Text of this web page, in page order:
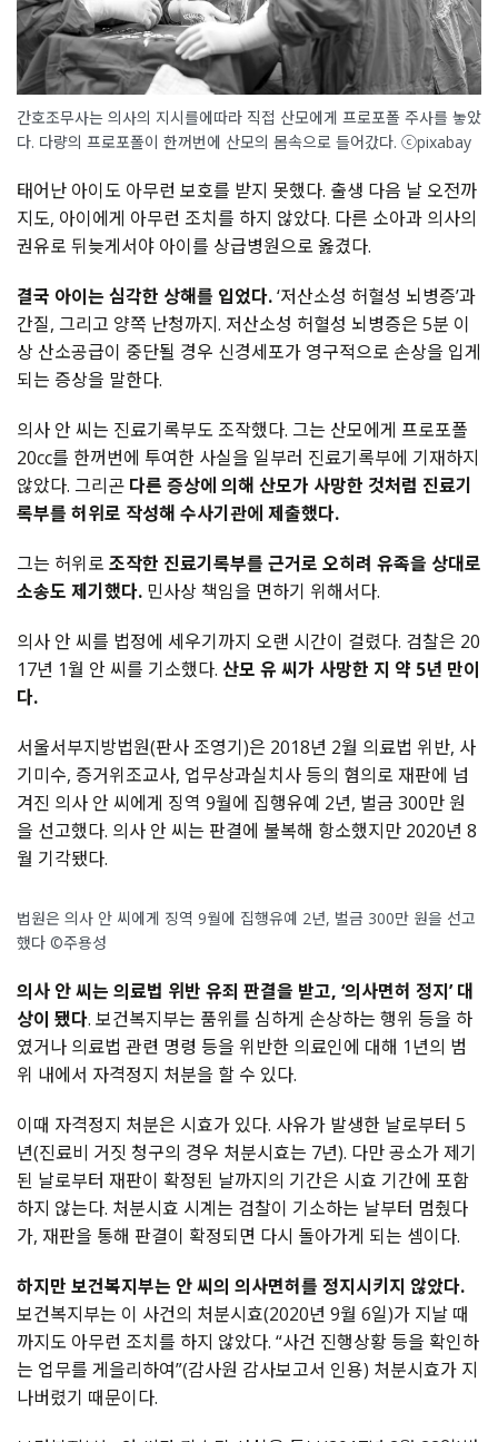
간호조무사는 의사의 지시를에따라 직접 산모에게 프로포폴 주사를 놓았
다. 다량의 프로포폴이 한꺼번에 산모의 몸속으로 들어갔다. ⓒpixabay
태어난 아이도 아무런 보호를 받지 못했다. 출생 다음 날 오전까
지도, 아이에게 아무런 조치를 하지 않았다. 다른 소아과 의사의
권유로 뒤늦게서야 아이를 상급병원으로 옳겼다.
결국 아이는 심각한 상해를 입었다.‘저산소성 허혈성 뇌병증’과
간질, 그리고 양쪽 난청까지. 저산소성 허혈성 뇌병증은 5분 이
상 산소공급이 중단될 경우 신경세포가 영구적으로 손상을 입게
되는 증상을 말한다.
의사 안 씨는 진료기록부도 조작했다. 그는 산모에게 프로포폴
20cc를 한꺼번에 투여한 사실을 일부러 진료기록부에 기재하지
않았다. 그리곤 다른 증상에 의해 산모가 사망한 것처럼 진료기
록부를 허위로 작성해 수사기관에 제출했다.
그는 허위로 조작한 진료기록부를 근거로 오히려 유족을 상대로
소송도 제기했다. 민사상 책임을 면하기 위해서다.
의사 안 씨를 법정에 세우기까지 오랜 시간이 걸렸다. 검찰은 20
17년 1월 안 씨를 기소했다. 산모 유 씨가 사망한 지 약 5년 만이
다.
서울서부지방법원(판사 조영기)은 2018년 2월 의료법 위반, 사
기미수, 증거위조교사, 업무상과실치사 등의 혐의로 재판에 넘
겨진 의사 안 씨에게 징역 9월에 집행유예 2년, 벌금 300만 원
을 선고했다. 의사 안 씨는 판결에 불복해 항소했지만 2020년 8
월 기각됐다.
법원은 의사 안 씨에게 징역 9월에 집행유예 2년, 벌금 300만 원을 선고
했다 ©주용성
의사 안 씨는 의료법 위반 유죄 판결을 받고, ‘의사면허 정지’ 대
상이 됐다. 보건복지부는 품위를 심하게 손상하는 행위 등을 하
였거나 의료법 관련 명령 등을 위반한 의료인에 대해 1년의 범
위 내에서 자격정지 처분을 할 수 있다.
이때 자격정지 처분은 시효가 있다. 사유가 발생한 날로부터 5
년(진료비 거짓 청구의 경우 처분시효는 7년). 다만 공소가 제기
된 날로부터 재판이 확정된 날까지의 기간은 시효 기간에 포함
하지 않는다. 처분시효 시계는 검찰이 기소하는 날부터 멈췄다
가, 재판을 통해 판결이 확정되면 다시 돌아가게 되는 셈이다.
하지만 보건복지부는 안 씨의 의사면허를 정지시키지 않았다.
보건복지부는 이 사건의 처분시효(2020년 9월 6일)가 지날 때
까지도 아무런 조치를 하지 않았다. “사건 진행상황 등을 확인하
는 업무를 게을리하여”(감사원 감사보고서 인용) 처분시효가 지
나버렸기 때문이다.